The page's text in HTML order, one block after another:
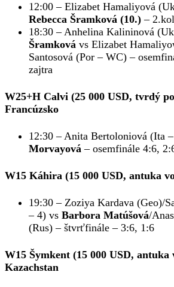
12:00 – Elizabet Hamaliyová
Rebecca Šramková (10.) –
18:30 – Anhelina Kalininová
Šramková vs Elizabet
Santosová (Por – WC) –
zajtra
W25+H Calvi (25 000 USD, tvrdý
Francúzsko
12:30 – Anita Bertoloniová (Ita
Morvayová – osemfinále 4:6,
W15 Káhira (15 000 USD, antuka
19:30 – Zoziya Kardava (Geo)/
– 4) vs Barbora Matúšová/
(Rus) – štvrťfinále – 3:6, 1:6
W15 Šymkent (15 000 USD,
Kazachstan